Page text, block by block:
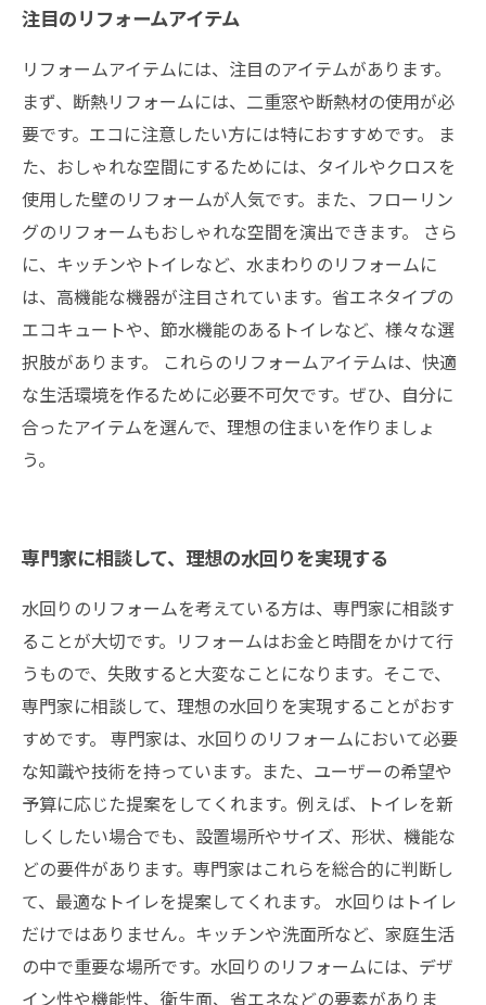
注目のリフォームアイテム
リフォームアイテムには、注目のアイテムがあります。
まず、断熱リフォームには、二重窓や断熱材の使用が必
要です。エコに注意したい方には特におすすめです。 ま
た、おしゃれな空間にするためには、タイルやクロスを
使用した壁のリフォームが人気です。また、フローリン
グのリフォームもおしゃれな空間を演出できます。 さら
に、キッチンやトイレなど、水まわりのリフォームに
は、高機能な機器が注目されています。省エネタイプの
エコキュートや、節水機能のあるトイレなど、様々な選
択肢があります。 これらのリフォームアイテムは、快適
な生活環境を作るために必要不可欠です。ぜひ、自分に
合ったアイテムを選んで、理想の住まいを作りましょ
う。
専門家に相談して、理想の水回りを実現する
水回りのリフォームを考えている方は、専門家に相談す
ることが大切です。リフォームはお金と時間をかけて行
うもので、失敗すると大変なことになります。そこで、
専門家に相談して、理想の水回りを実現することがおす
すめです。 専門家は、水回りのリフォームにおいて必要
な知識や技術を持っています。また、ユーザーの希望や
予算に応じた提案をしてくれます。例えば、トイレを新
しくしたい場合でも、設置場所やサイズ、形状、機能な
どの要件があります。専門家はこれらを総合的に判断し
て、最適なトイレを提案してくれます。 水回りはトイレ
だけではありません。キッチンや洗面所など、家庭生活
の中で重要な場所です。水回りのリフォームには、デザ
イン性や機能性、衛生面、省エネなどの要素がありま